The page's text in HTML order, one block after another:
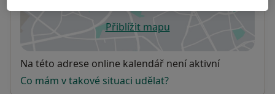
Přiblížit mapuse otevře v nové záložce
Dostupnost
Na této adrese online kalendář není aktivní
Co mám v takové situaci udělat?